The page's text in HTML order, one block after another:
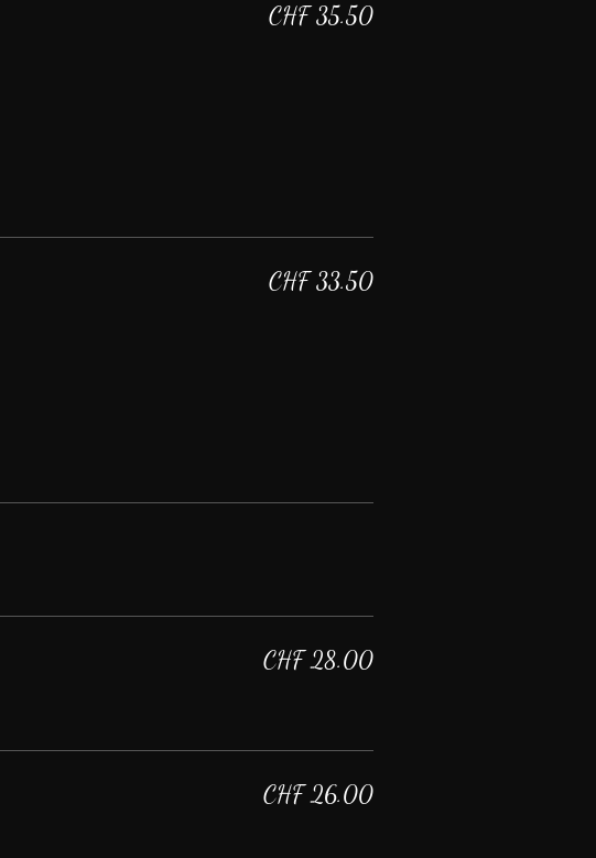
CHF 35.50
CHF 33.50
CHF 28.00
CHF 26.00